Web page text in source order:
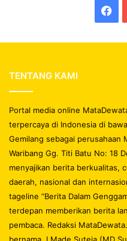
TENTANG KAMI
Portal media online
terpercaya di Indonesia di
Gemilang sebagai perusahaan
Waribang Gg. Titi Batu No: 18
menyajikan berita berkualitas,
daerah, nasional dan
tageline “Berita Dalam
terdepan memberikan berita
pembaca. Redaksi
bernama I Made Suteja (MD